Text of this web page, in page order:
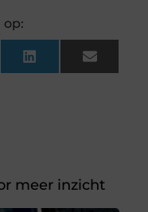
op:
LinkedIn Email
meer inzicht